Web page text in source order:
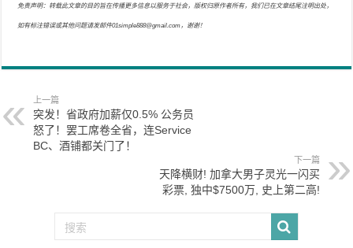
免责声明：转载此文章的目的旨在传播更多信息以服务于社会，版权归原作者所有，我们已在文章结尾注明出处，
如有标注错误或其他问题请发邮件01simple888@gmail.com，谢谢！
上一篇
突发！省政府加薪仅0.5% 公务员
怒了！罢工席卷全省，连Service
BC、酒铺都关门了！
下一篇
天降横财! 加拿大男子灵光一闪买
彩票, 独中$7500万, 史上第二高!